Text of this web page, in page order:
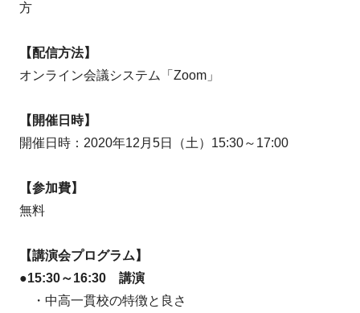
方
【配信方法】
オンライン会議システム「Zoom」
【開催日時】
開催日時：2020年12月5日（土）15:30～17:00
【参加費】
無料
【講演会プログラム】
●15:30～16:30 講演
・中高一貫校の特徴と良さ